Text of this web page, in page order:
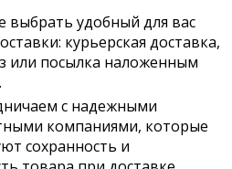
выбрать удобный для вас
курьерская доставка,
или посылка наложенным
с надежными
компаниями, которые
сохранность и